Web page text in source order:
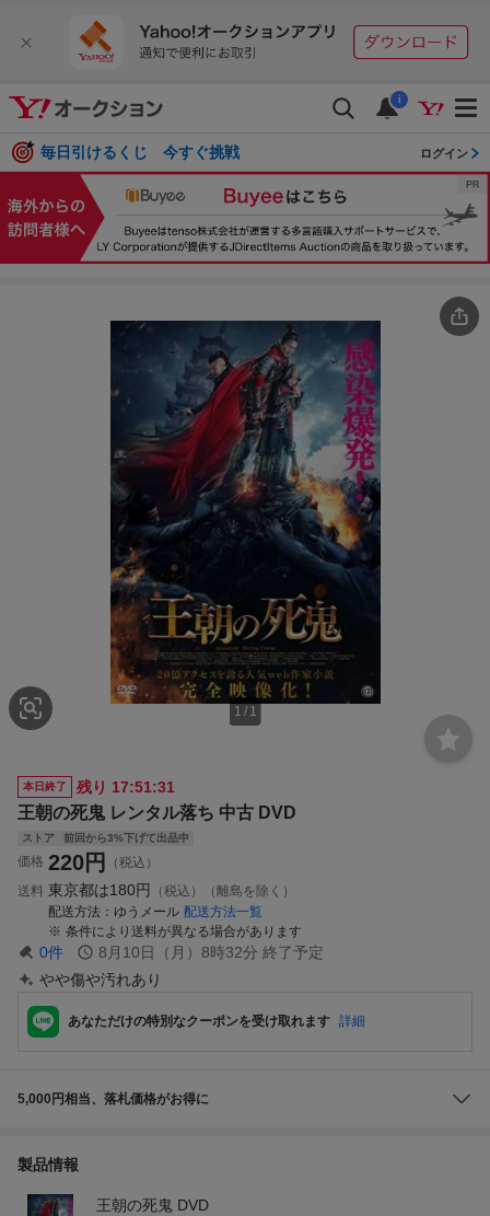
i
毎日引けるくじ 今すぐ挑戦 ログイン
1 / 1
本日終了 残り 17:51:31
王朝の死鬼 レンタル落ち 中古 DVD
ストア 前回から3%下げて出品中
価格 220円
（税込）
送料 東京都は180円
（税込）（離島を除く）
配送方法
ゆうメール 配送方法一覧
条件により送料が異なる場合があります
0件 8月10日（月）8時32分 終了予定
やや傷や汚れあり
あなただけの特別なクーポンを受け取れます 詳細
5,000円相当、落札価格がお得に
製品情報
王朝の死鬼 DVD